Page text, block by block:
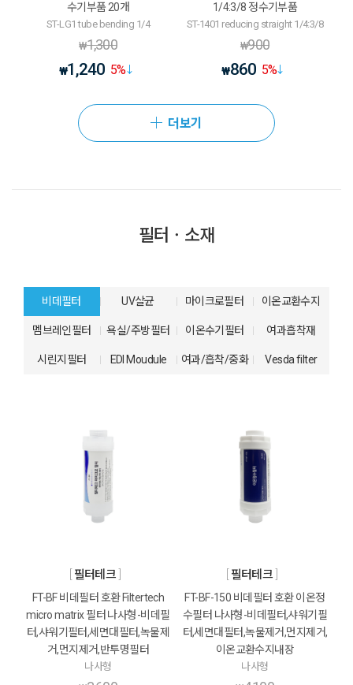
수기부품 20개
ST-LG1 tube bending 1/4
₩1,300
₩1,240 5%
1/4:3/8 정수기부품
ST-1401 reducing straight 1/4:3/8
₩900
₩860 5%
더보기
필터ㆍ소재
비데필터 UV살균 마이크로필터 이온교환수지
멤브레인필터 욕실/주방필터 이온수기필터 여과흡착재
시린지필터 EDI Moudule 여과/흡착/중화 Vesda filter
필터테크
FT-BF 비데필터 호환 Filtertech
micro matrix 필터 나사형-비데필
터,샤워기필터,세면대필터,녹물제
거,먼지제거,반투명필터
나사형
필터테크
FT-BF-150 비데필터 호환 이온정
수필터 나사형-비데필터,샤워기필
터,세면대필터,녹물제거,먼지제거,
이온교환수지내장
나사형